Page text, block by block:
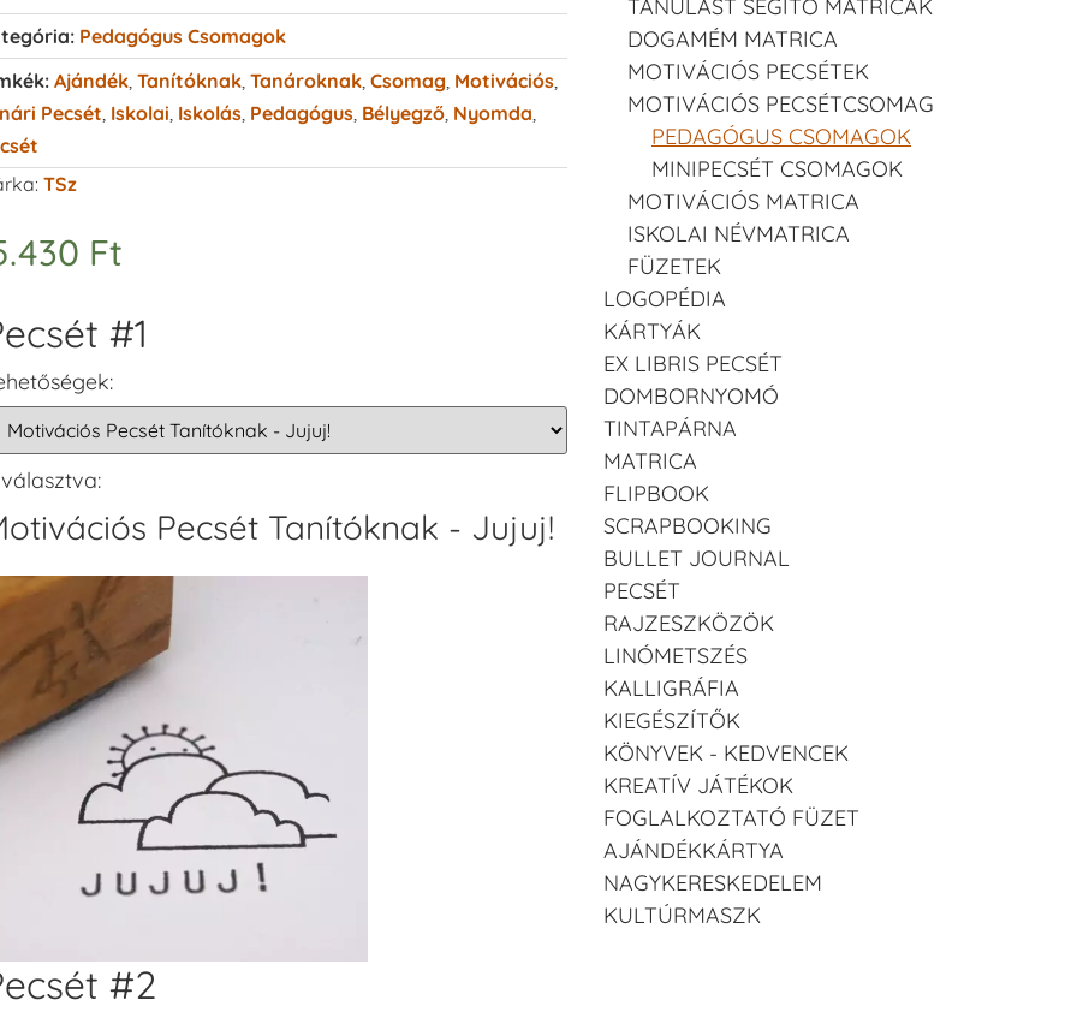
Pedagógus Csomagok
Ajándék, Tanítóknak, Tanároknak, Csomag, Motivációs,
Pecsét Iskolai Iskolás, Pedagógus, Bélyegző, Nyomda
TSz
Ft
#1
Pecsét Tanítóknak - Jujuj!
#2
TANULÁST SEGÍTŐ MATRICÁK
DOGAMÉM MATRICA
MOTIVÁCIÓS PECSÉTEK
MOTIVÁCIÓS PECSÉTCSOMAG
PEDAGÓGUS CSOMAGOK
MINIPECSÉT CSOMAGOK
MOTIVÁCIÓS MATRICA
ISKOLAI NÉVMATRICA
FÜZETEK
LOGOPÉDIA
KÁRTYÁK
EX LIBRIS PECSÉT
DOMBORNYOMÓ
TINTAPÁRNA
MATRICA
FLIPBOOK
SCRAPBOOKING
BULLET JOURNAL
PECSÉT
RAJZESZKÖZÖK
LINÓMETSZÉS
KALLIGRÁFIA
KIEGÉSZÍTŐK
KÖNYVEK - KEDVENCEK
KREATÍV JÁTÉKOK
FOGLALKOZTATÓ FÜZET
AJÁNDÉKKÁRTYA
NAGYKERESKEDELEM
KULTÚRMASZK